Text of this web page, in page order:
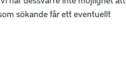
sökande får ett eventuellt